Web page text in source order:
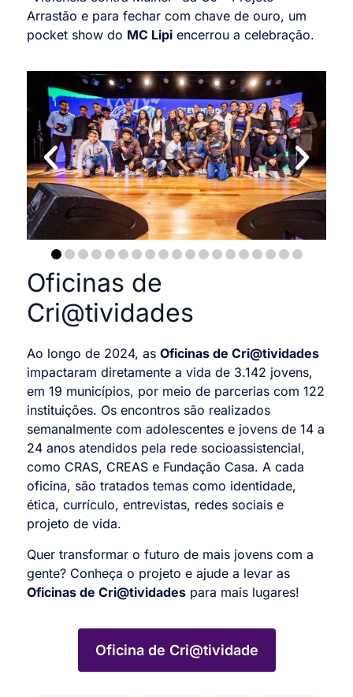
Arrastão e para fechar com chave de ouro, um
pocket show do MC Lipi encerrou a celebração.
Oficinas de
Cri@tividades
Ao longo de 2024, as Oficinas de Cri@tividades
impactaram diretamente a vida de 3.142 jovens,
em 19 municípios, por meio de parcerias com 122
instituições. Os encontros são realizados
semanalmente com adolescentes e jovens de 14 a
24 anos atendidos pela rede socioassistencial,
como CRAS, CREAS e Fundação Casa. A cada
oficina, são tratados temas como identidade,
ética, currículo, entrevistas, redes sociais e
projeto de vida.
Quer transformar o futuro de mais jovens com a
gente? Conheça o projeto e ajude a levar as
Oficinas de Cri@tividades para mais lugares!
Oficina de Cri@tividade